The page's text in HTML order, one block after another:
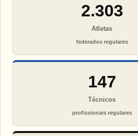
2.303
Atletas
federados regulares
147
Técnicos
profissionais regulares